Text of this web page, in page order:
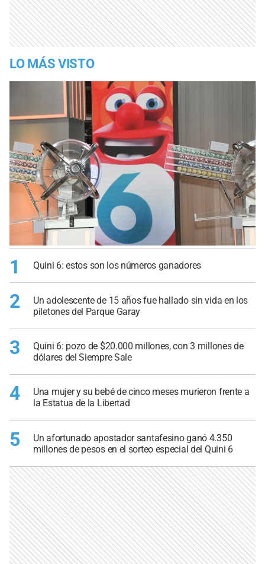
LO MÁS VISTO
1 Quini 6: estos son los números ganadores
2
Un adolescente de 15 años fue hallado sin vida en los
piletones del Parque Garay
3
Quini 6: pozo de $20.000 millones, con 3 millones de
dólares del Siempre Sale
4
Una mujer y su bebé de cinco meses murieron frente a
la Estatua de la Libertad
5
Un afortunado apostador santafesino ganó 4.350
millones de pesos en el sorteo especial del Quini 6